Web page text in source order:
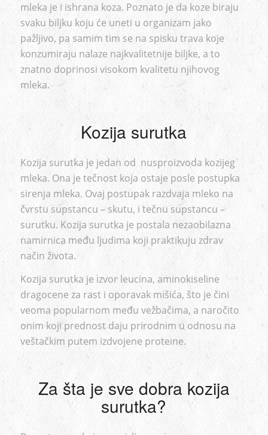
mleka je i ishrana koza. Poznato je da koze biraju
svaku biljku koju će uneti u organizam jako
pažljivo, pa samim tim se na spisku trava koje
konzumiraju nalaze najkvalitetnije biljke, a to
znatno doprinosi visokom kvalitetu njihovog
mleka.
Kozija surutka
Kozija surutka je jedan od nusproizvoda kozijeg
mleka. Ona je tečnost koja ostaje posle postupka
sirenja mleka. Ovaj postupak razdvaja mleko na
čvrstu supstancu – skutu, i tečnu supstancu –
surutku. Kozija surutka je postala nezaobilazna
namirnica među ljudima koji praktikuju zdrav
način života.
Kozija surutka je izvor leucina, aminokiseline
dragocene za rast i oporavak mišića, što je čini
veoma popularnom među vežbačima, a naročito
onim koji prednost daju prirodnim u odnosu na
veštačkim putem izdvojene proteine.
Za šta je sve dobra kozija
surutka?